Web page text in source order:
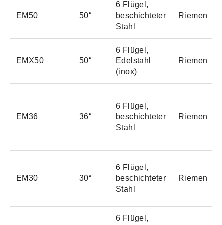
EM50 50“
6 Flügel,
beschichteter
Stahl
Riemen
EMX50 50“
6 Flügel,
Edelstahl
(inox)
Riemen
EM36 36“
6 Flügel,
beschichteter
Stahl
Riemen
EM30 30“
6 Flügel,
beschichteter
Stahl
Riemen
6 Flügel,